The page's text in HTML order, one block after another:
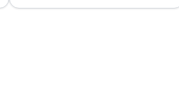
del equipo. La atención al cliente fue